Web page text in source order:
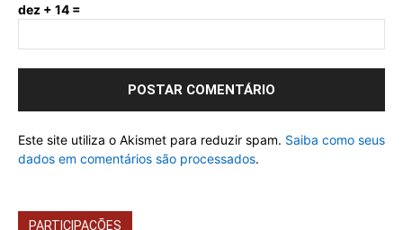
dez + 14 =
Este site utiliza o Akismet para reduzir spam. Saiba como seus
dados em comentários são processados.
PARTICIPAÇÕES